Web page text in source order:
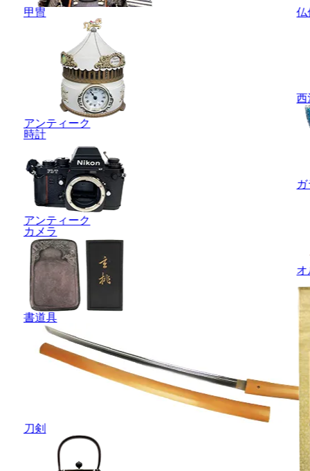
甲冑
アンティーク
時計
アンティーク
カメラ
書道具
刀剣
仏
西
オ